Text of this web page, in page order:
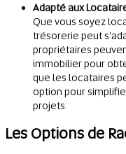
Adapté aux
Que vous soyez
trésorerie peut
propriétaires
immobilier pour
que les locataires
option pour
projets.
Les Options de